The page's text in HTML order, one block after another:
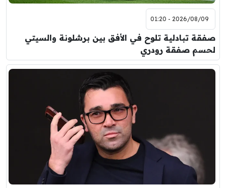
2026/08/09 - 01:20
صفقة تبادلية تلوح في الأفق بين برشلونة والسيتي
لحسم صفقة رودري